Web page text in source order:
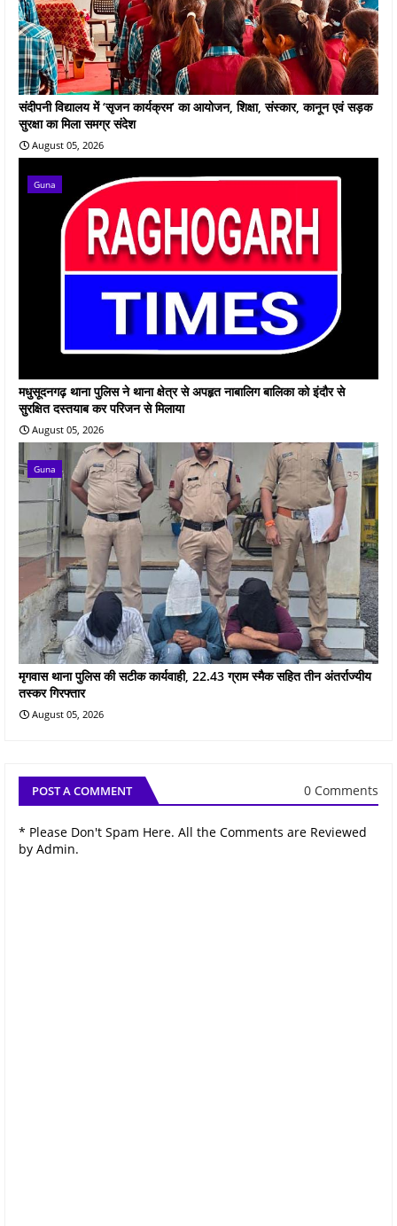
संदीपनी विद्यालय में ‘सृजन कार्यक्रम’ का आयोजन, शिक्षा, संस्कार, कानून एवं सड़क
सुरक्षा का मिला समग्र संदेश
August 05, 2026
Guna
मधुसूदनगढ़ थाना पुलिस ने थाना क्षेत्र से अपहृत नाबालिग बालिका को इंदौर से
सुरक्षित दस्तयाब कर परिजन से मिलाया
August 05, 2026
Guna
मृगवास थाना पुलिस की सटीक कार्यवाही, 22.43 ग्राम स्मैक सहित तीन अंतर्राज्यीय
तस्कर गिरफ्तार
August 05, 2026
POST A COMMENT 0 Comments
* Please Don't Spam Here. All the Comments are Reviewed
by Admin.